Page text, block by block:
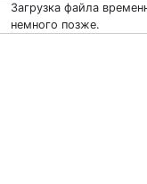
Загрузка файла
немного позже.